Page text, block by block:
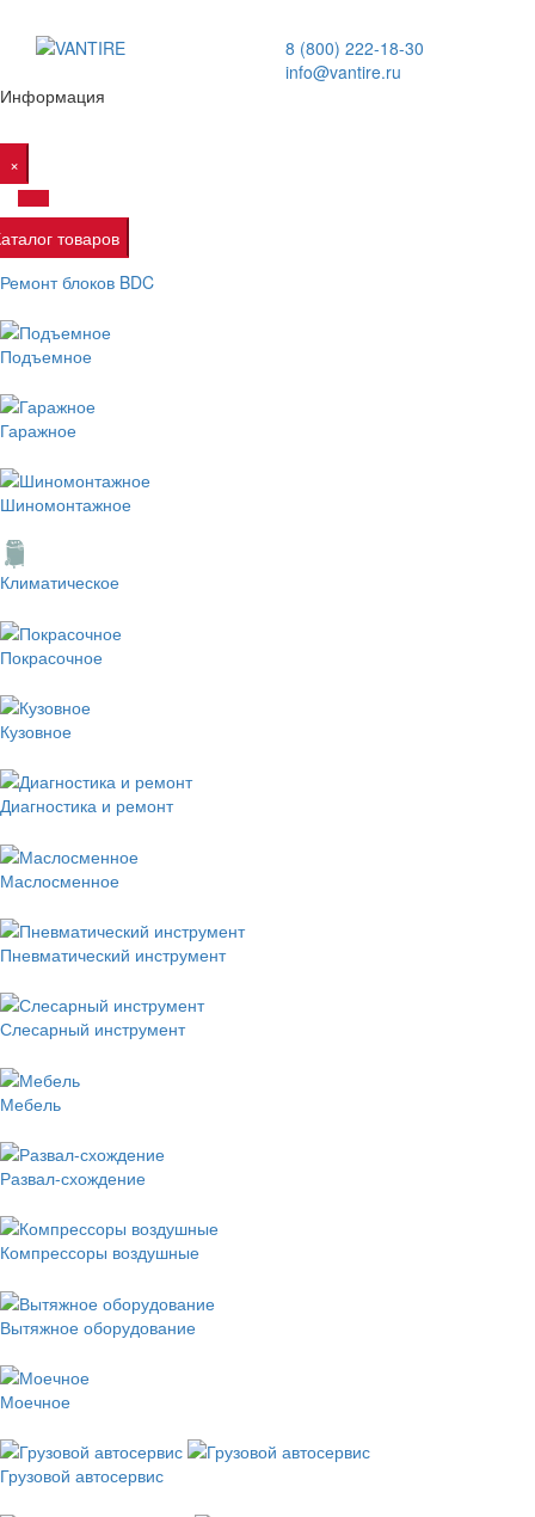
8 (800) 222-18-30
info@vantire.ru
Информация
×
товаров
Ремонт блоков BDC
Подъемное
Гаражное
Шиномонтажное
Климатическое
Покрасочное
Кузовное
Диагностика и ремонт
Маслосменное
Пневматический инструмент
Слесарный инструмент
Мебель
Развал-схождение
Компрессоры воздушные
Вытяжное оборудование
Моечное
Грузовой автосервис